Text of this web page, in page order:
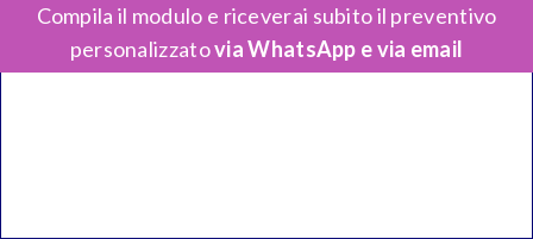
Compila il modulo e riceverai subito il preventivo
personalizzatovia WhatsApp e via email